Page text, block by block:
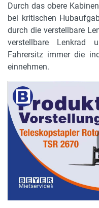
max.
7000 kg
21120 kg
20 km/h
Durch das obere
bei kritischen
durch die verstellbare
verstellbare Lenkrad
Fahrersitz immer die
einnehmen.